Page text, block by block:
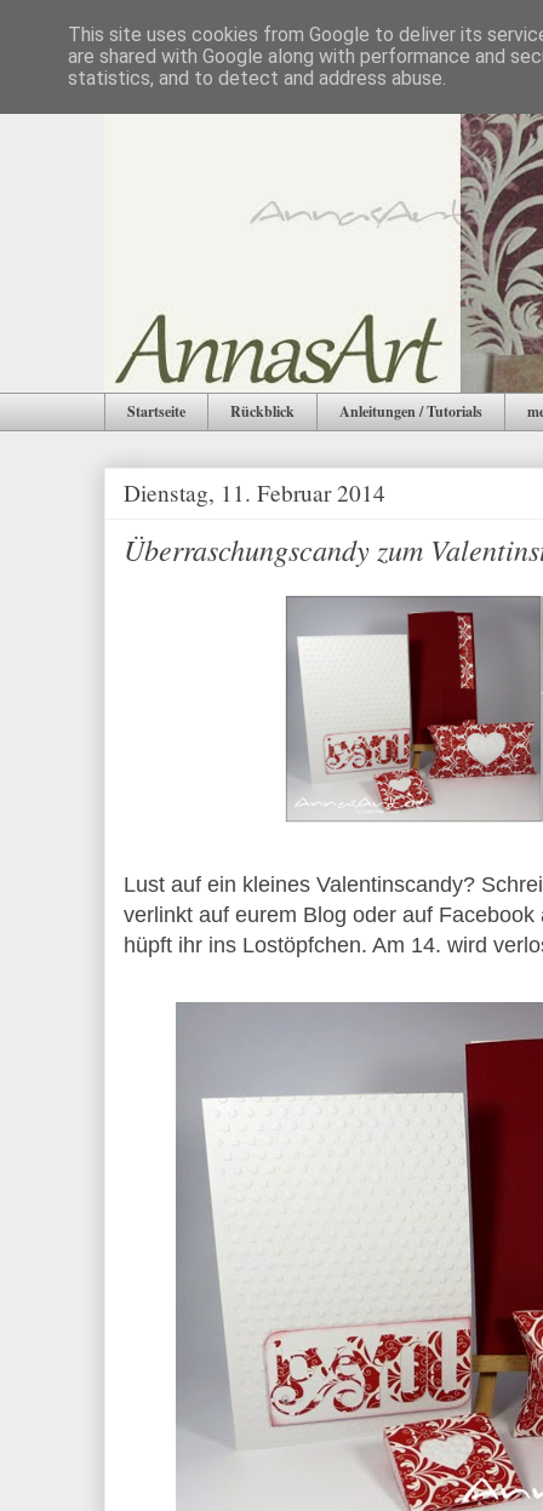
Startseite Rückblick Anleitungen / Tutorials
Dienstag, 11. Februar 2014
Überraschungscandy zum
Lust auf ein kleines Valentinscandy?
verlinkt auf eurem Blog oder auf
hüpft ihr ins Lostöpfchen. Am 14. wird
This site uses cookies from Google to deliver its
are shared with Google along with performance and
statistics, and to detect and address abuse.